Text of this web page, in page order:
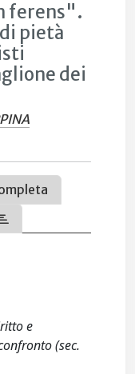
ferens".
pietà
dei
e
(sec.